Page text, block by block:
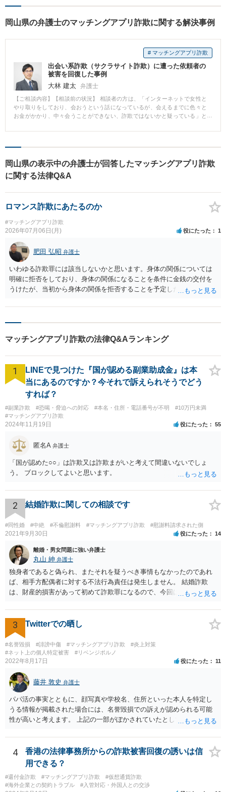
岡山県の弁護士のマッチングアプリ詐欺に関する解決事例
# マッチングアプリ詐欺
出会い系詐欺（サクラサイト詐欺）に遭った依頼者の
被害を回復した事例
大林 建太 弁護士
【ご相談内容】【相談前の状況】 相談者の方は、「インターネットで女性と
やり取りをしており、会おうという話になっているが、会えるまでに色々と
お金がかかり、中々会うことができない、詐欺ではないかと疑っている」と
ージやスマートフォンアプリ等、複数のツールを用いてこのようなやり取り
方は、クレジットカードを用いて支払いを行っていたため、クレジットカー
ド会社に連絡をし、チャージバックの申請を行った他、取引履歴の開示を求
めて、詐欺サイトを運営している主体の特定を行いました。 また、チャージ
運営主体と交渉を行い、相応の額の返金を実現しました。
岡山県の表示中の弁護士が回答したマッチングアプリ詐欺
に関する法律Q&A
ロマンス詐欺にあたるのか
#マッチングアプリ詐欺
2026年07月06日(月) 役にたった 1
肥田 弘昭 弁護士
いわゆる詐欺罪には該当しないかと思います。身体の関係については
明確に拒否をしており、身体の関係になることを条件に金銭の交付を
うけたが、当初から身体の関係を拒否することを予定した等相手を錯
欲しいこと身体の関係は拒否と嘘偽りなく相手に伝えた上で相手もそ
マッチングアプリ詐欺の法律Q&Aランキング
1
LINEで見つけた『国が認める副業助成金』は本
当にあるのですか？今それで訴えられそうでどう
すれば？
#副業詐欺 #恐喝・脅迫への対応 #本名・住所・電話番号が不明
#10万円未満
#マッチングアプリ詐欺
2024年11月19日 役にたった 55
匿名A 弁護士
「国が認めた○○」は詐欺又は詐欺まがいと考えて間違いないでしょ
う。 ブロックしてよいと思います。
2 結婚詐欺に関しての相談です
#同性婚 #中絶 #不倫慰謝料 #マッチングアプリ詐欺 #慰謝料請求された側
2021年9月30日 役にたった 14
離婚・男女問題に強い弁護士
丸山 紳 弁護士
独身者であると偽られ、またそれを疑うべき事情もなかったのであれ
ば、相手方配偶者に対する不法行為責任は発生しません。 結婚詐欺
は、財産的損害があって初めて詐欺罪になるので、今回は該当しませ
であることを知っていれば交際しなかったといえる場合に、慰謝料請
求が可能です。 LINEなどで、結婚を当然の前提にした関係だったこと
を立証できる場合は、請求は可能と考えます。
3 Twitterでの晒し
#名誉毀損 #誹謗中傷 #マッチングアプリ詐欺
#炎上対策
#ネット上の個人特定被害
#リベンジポルノ
2022年8月17日 役にたった 11
藤井 敦史 弁護士
パパ活の事実とともに、顔写真や学校名、住所といった本人を特定し
うる情報が掲載された場合には、名誉毀損での訴えが認められる可能
性が高いと考えます。 上記の一部がぼかされていたとしても、その全
合には、同様に考えます。 よろしくお願いいたします。
4
香港の法律事務所からの詐欺被害回復の誘いは信
用できる？
#還付金詐欺 #マッチングアプリ詐欺
#仮想通貨詐欺
#海外企業との契約トラブル
#入管対応・外国人との交渉